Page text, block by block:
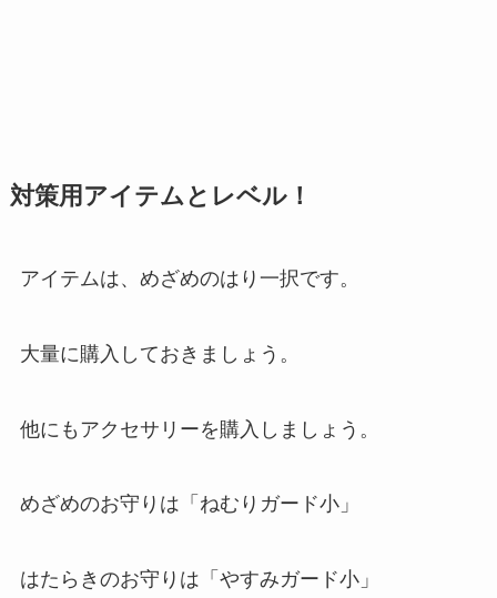
対策用アイテムとレベル！
アイテムは、めざめのはり一択です。
大量に購入しておきましょう。
他にもアクセサリーを購入しましょう。
めざめのお守りは「ねむりガード小」
はたらきのお守りは「やすみガード小」